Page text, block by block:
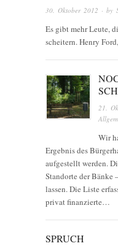
30. Oktober 2012 · by
Es gibt mehr Leute,
scheitern. Henry
21.
Wir
Ergebnis des
aufgestellt werden.
Standorte der Bänke
lassen. Die Liste
privat finanzierte…
SPRUCH